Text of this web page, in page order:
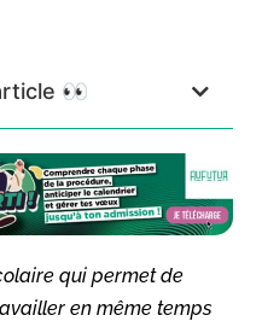
👀
qui permet de
en même temps